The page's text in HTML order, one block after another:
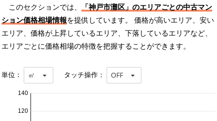
このセクションでは、
「神戸市灘区」のエリアごとの中古マン
ション価格相場情報を提供しています。 価格が高いエリア、安い
エリア、価格が上昇しているエリア、下落しているエリアなど、
エリアごとに価格相場の特徴を把握することができます。
単位： ㎡ タッチ操作： OFF
120
140